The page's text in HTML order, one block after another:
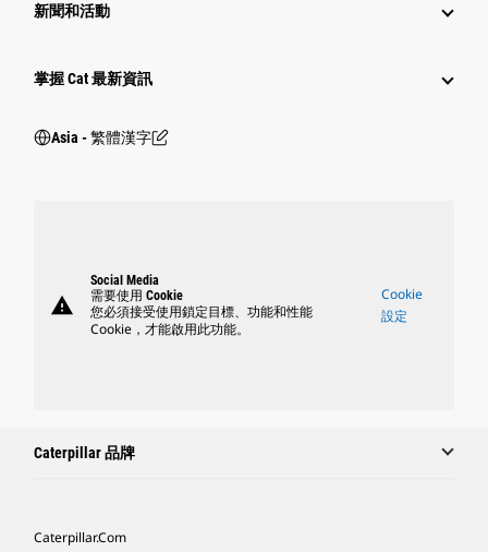
新聞和活動
掌握 Cat 最新資訊
Asia - 繁體漢字
warning
Social Media
需要使用 Cookie
您必須接受使用鎖定目標、功能和性能
Cookie，才能啟用此功能。
Cookie
設定
Caterpillar 品牌
Caterpillar.com